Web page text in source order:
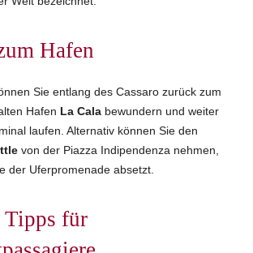
Hafen
Sie entlang des Cassaro zurück zum
Hafen La Cala bewundern und weiter
laufen. Alternativ können Sie den
von der Piazza Indipendenza nehmen,
der Uferpromenade absetzt.
Tipps für